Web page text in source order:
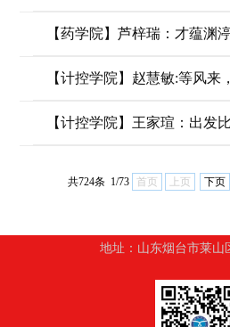
【药学院】芦梓瑞：才蕴渊
【计控学院】赵慧敏:等风来
【计控学院】王家瑄：出发
共724条 1/73 首页 上页 下页
地址：山东烟台市莱山